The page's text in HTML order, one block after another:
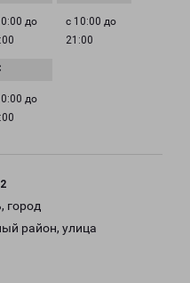
до
с 10:00 до
21:00
до
город
район, улица